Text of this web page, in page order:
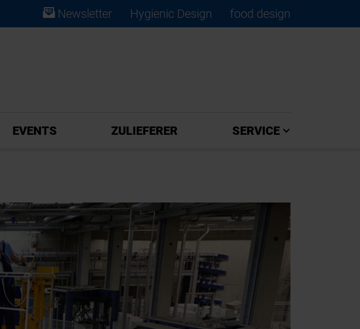
Newsletter Hygienic Design
food design
EVENTS ZULIEFERER SERVICE
×